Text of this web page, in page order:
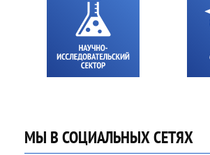
МЫ В СОЦИАЛЬНЫХ СЕТЯХ